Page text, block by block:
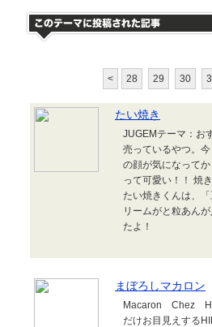
< 28 29 30
たい焼き
JUGEMテーマ：お
売っているやつ。
の顔が気になって
って可愛い！！ 焼
たい焼きくんは、
リームがと粒あん
たよ！
まぼろしマカロン
Macaron Chez
だけお目見えする